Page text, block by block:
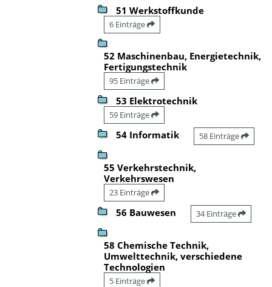
51 Werkstoffkunde
6 Einträge
52 Maschinenbau, Energietechnik,
Fertigungstechnik
95 Einträge
53 Elektrotechnik
59 Einträge
54 Informatik 58 Einträge
55 Verkehrstechnik,
Verkehrswesen
23 Einträge
56 Bauwesen 34 Einträge
58 Chemische Technik,
Umwelttechnik, verschiedene
Technologien
5 Einträge